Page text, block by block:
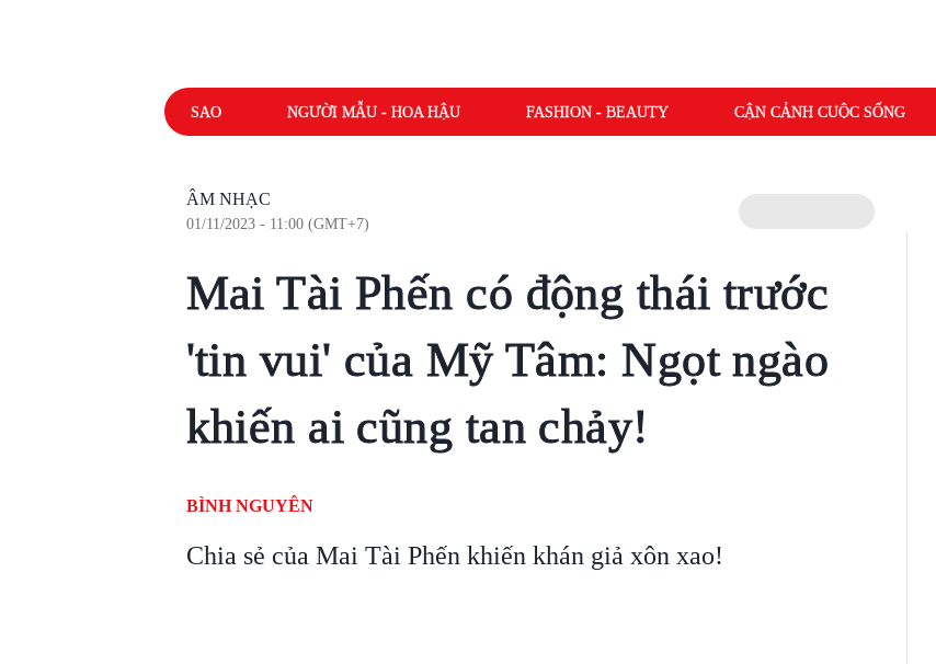
SAO NGƯỜI MẪU - HOA HẬU FASHION - BEAUTY CẬN CẢNH CUỘC SỐNG
ÂM NHẠC
01/11/2023 - 11:00 (GMT+7)
Mai Tài Phến có động thái trước
'tin vui' của Mỹ Tâm: Ngọt ngào
khiến ai cũng tan chảy!
BÌNH NGUYÊN
Chia sẻ của Mai Tài Phến khiến khán giả xôn xao!